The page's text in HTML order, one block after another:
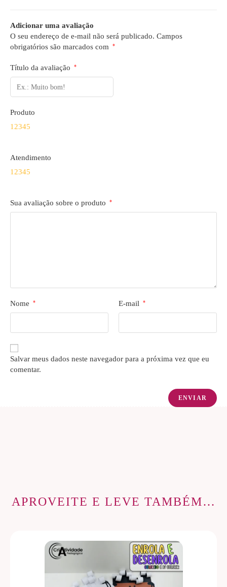
Adicionar uma avaliação
O seu endereço de e-mail não será publicado. Campos
obrigatórios são marcados com
*
Título da avaliação *
Produto
12345
Atendimento
12345
Sua avaliação sobre o produto *
Nome * E-mail *
Salvar meus dados neste navegador para a próxima vez que eu
comentar.
APROVEITE E LEVE TAMBÉM…